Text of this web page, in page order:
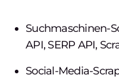
Suchmaschinen-
API, SERP API,
Social-Media-